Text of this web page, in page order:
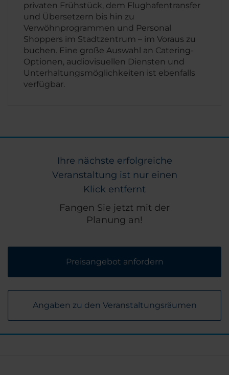
privaten Frühstück, dem Flughafentransfer
und Übersetzern bis hin zu
Verwöhnprogrammen und Personal
Shoppers im Stadtzentrum – im Voraus zu
buchen. Eine große Auswahl an Catering-
Optionen, audiovisuellen Diensten und
Unterhaltungsmöglichkeiten ist ebenfalls
verfügbar.
Ihre nächste erfolgreiche
Veranstaltung ist nur einen
Klick entfernt
Fangen Sie jetzt mit der
Planung an!
Preisangebot anfordern
Angaben zu den Veranstaltungsräumen